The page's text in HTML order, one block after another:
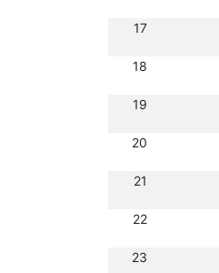
17
18
19
20
21
22
23